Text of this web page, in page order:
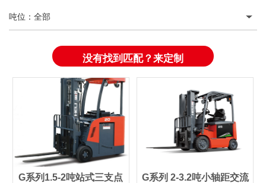
吨位 ： 全部
没有找到匹配？来定制
G系列1.5-2吨站式三支点
G系列 2-3.2吨小轴距交流